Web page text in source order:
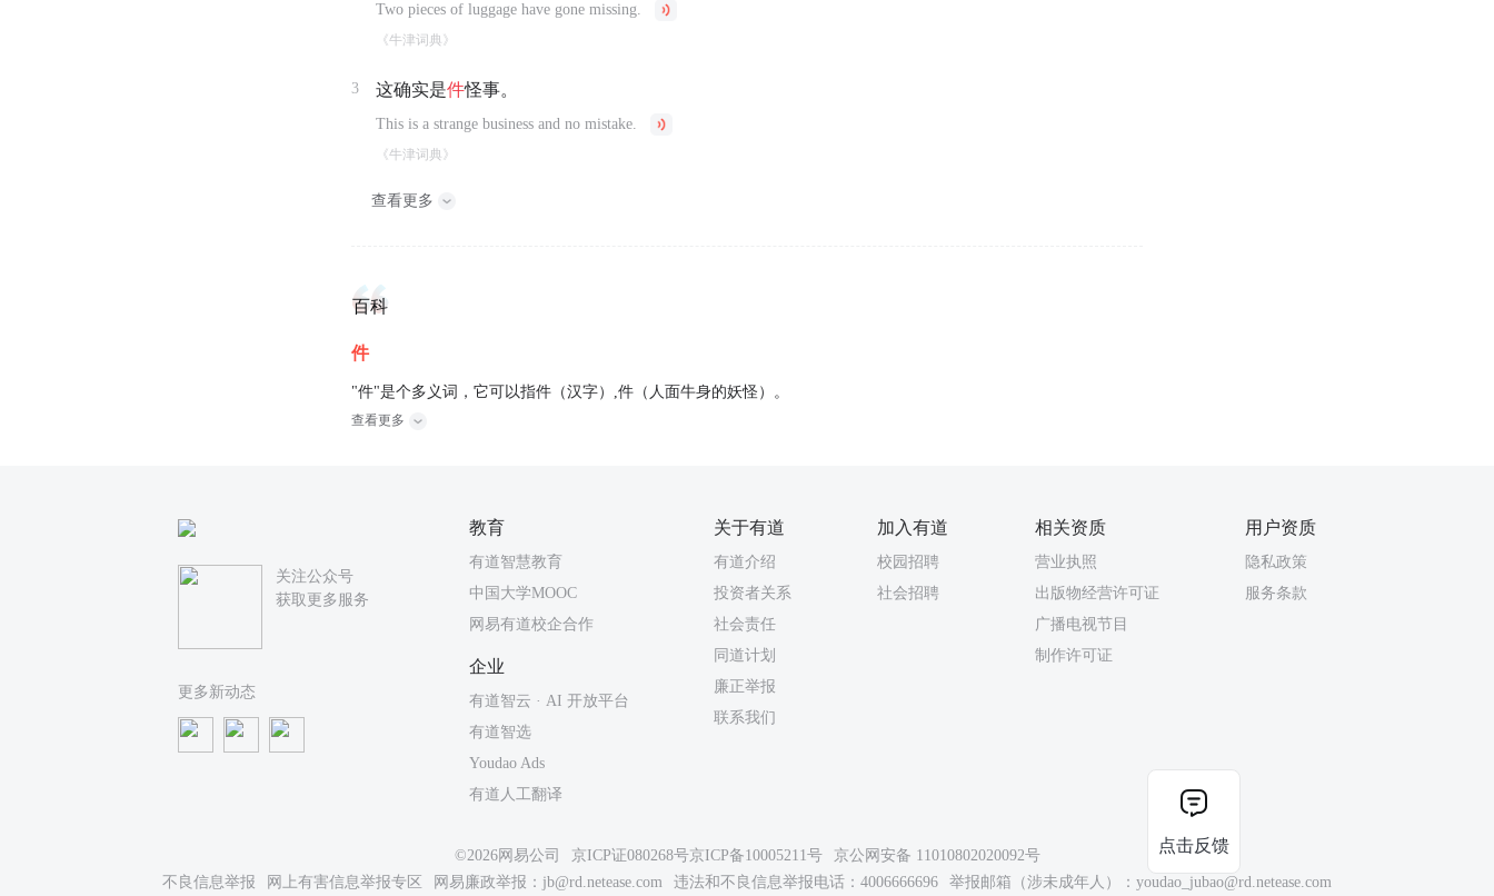
Two pieces of luggage have gone missing.
《牛津词典》
3 这确实是件怪事。
This is a strange business and no mistake.
《牛津词典》
查看更多
百科
件
"件"是个多义词，它可以指件（汉字）,件（人面牛身的妖怪）。
查看更多
关注公众号
获取更多服务
更多新动态
教育
有道智慧教育
中国大学MOOC
网易有道校企合作
关于有道
有道介绍
投资者关系
社会责任
同道计划
廉正举报
联系我们
加入有道
校园招聘
社会招聘
相关资质
营业执照
出版物经营许可证
广播电视节目
制作许可证
用户资质
隐私政策
服务条款
企业
有道智云 · AI 开放平台
有道智选
Youdao Ads
有道人工翻译
©2026网易公司 京ICP证080268号京ICP备10005211号
京公网安备 11010802020092号
不良信息举报
网上有害信息举报专区 网易廉政举报： jb@rd.netease.com 违法和不良信息举报电话：4006666696 举报邮箱（涉未成年人）：youdao_jubao@rd.netease.com
点击反馈